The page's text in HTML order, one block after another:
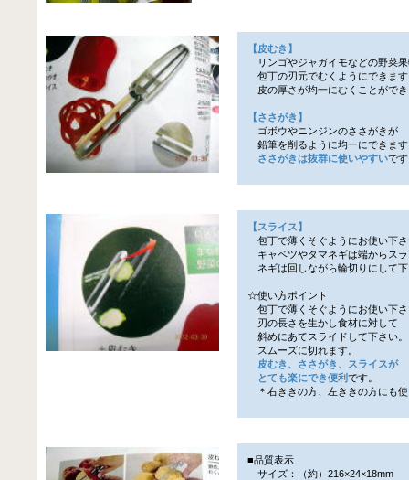
【皮むき】
リンゴやジャガイモなどの野菜
包丁の刃元でむくようにできま
皮の厚さが均一にむくことがで
【ささがき】
ゴボウやニンジンのささがきが
鉛筆を削るように均一にできま
ささがきは抜群に使いやすいで
【スライス】
包丁で薄くそぐようにお使い下
キャベツやタマネギは端からス
ネギは回しながら輪切りにして
☆使い方ポイント
包丁で薄くそぐようにお使い下
刃の長さを生かし食材に対して
斜めにあてスライドして下さい。
スムーズに切れます。
皮むき、ささがき、スライスが
とても楽にでき便利です。
＊右ききの方、左ききの方にも
■品質表示
サイズ：（約）216×24×18mm